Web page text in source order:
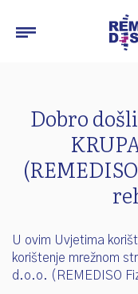
Dobro
U ovim Uvjetima
korištenje mrežnom
d.o.o. (REMEDISO